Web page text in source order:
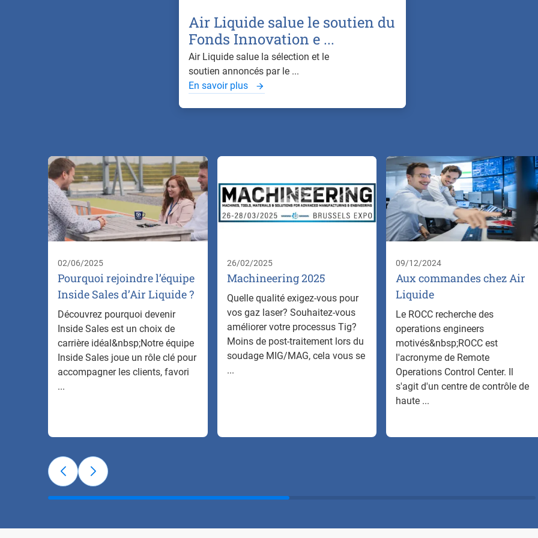
Air Liquide salue le soutien du
Fonds Innovation e ...
Air Liquide salue la sélection et le
soutien annoncés par le ...
En savoir plus
02/06/2025
Pourquoi rejoindre l’équipe
Inside Sales d’Air Liquide ?
Découvrez pourquoi devenir
Inside Sales est un choix de
carrière idéal&nbsp;Notre équipe
Inside Sales joue un rôle clé pour
accompagner les clients, favori
...
26/02/2025
Machineering 2025
Quelle qualité exigez-vous pour
vos gaz laser? Souhaitez-vous
améliorer votre processus Tig?
Moins de post-traitement lors du
soudage MIG/MAG, cela vous se
...
09/12/2024
Aux commandes chez Air
Liquide
Le ROCC recherche des
operations engineers
motivés&nbsp;ROCC est
l'acronyme de Remote
Operations Control Center. Il
s'agit d'un centre de contrôle de
haute ...